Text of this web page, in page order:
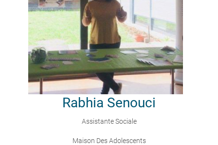
Rabhia Senouci
Assistante Sociale
Maison Des Adolescents